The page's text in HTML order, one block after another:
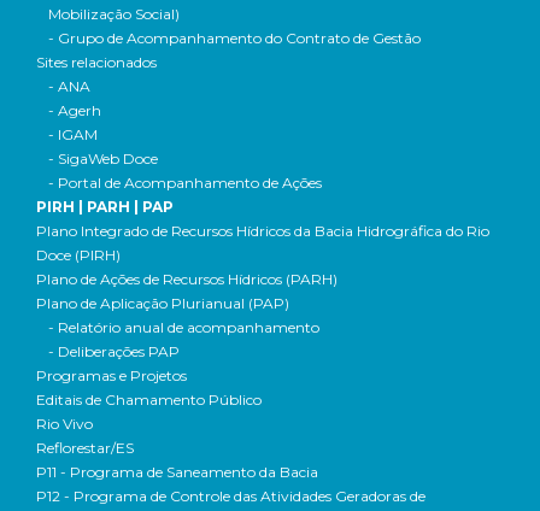
Mobilização Social)
- Grupo de Acompanhamento do Contrato de Gestão
Sites relacionados
- ANA
- Agerh
- IGAM
- SigaWeb Doce
- Portal de Acompanhamento de Ações
PIRH | PARH | PAP
Plano Integrado de Recursos Hídricos da Bacia Hidrográfica do Rio
Doce (PIRH)
Plano de Ações de Recursos Hídricos (PARH)
Plano de Aplicação Plurianual (PAP)
- Relatório anual de acompanhamento
- Deliberações PAP
Programas e Projetos
Editais de Chamamento Público
Rio Vivo
Reflorestar/ES
P11 - Programa de Saneamento da Bacia
P12 - Programa de Controle das Atividades Geradoras de